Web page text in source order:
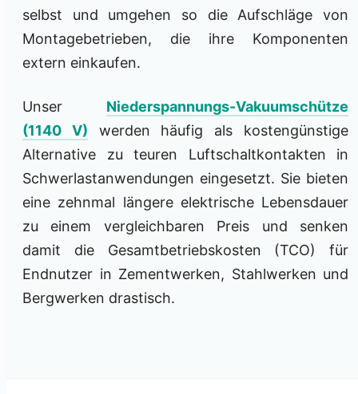
selbst und umgehen so die Aufschläge von
Montagebetrieben, die ihre Komponenten
extern einkaufen.
Unser Niederspannungs-Vakuumschütze
(1140 V) werden häufig als kostengünstige
Alternative zu teuren Luftschaltkontakten in
Schwerlastanwendungen eingesetzt. Sie bieten
eine zehnmal längere elektrische Lebensdauer
zu einem vergleichbaren Preis und senken
damit die Gesamtbetriebskosten (TCO) für
Endnutzer in Zementwerken, Stahlwerken und
Bergwerken drastisch.